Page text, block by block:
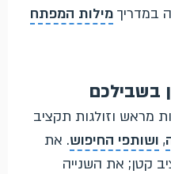
במדריך מילות המפתח
בשבילכם
מראש וזולגות תקציב
, ושותפי החיפוש. את
קטן; את השנייה